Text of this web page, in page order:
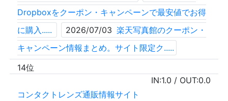
Dropboxをクーポン・キャンペーンで最安値でお得
に購入.....
2026/07/03 楽天写真館のクーポン・
キャンペーン情報まとめ。サイト限定ク.....
14位
IN:1.0 / OUT:0.0
コンタクトレンズ通販情報サイト